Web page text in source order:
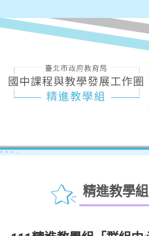
精進教學